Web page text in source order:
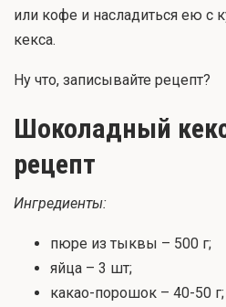
или кофе и насладиться ею с
кекса.
Ну что, записывайте рецепт?
Шоколадный
рецепт
Ингредиенты:
пюре из тыквы – 500 г;
яйца – 3 шт;
какао-порошок – 40-50 г;